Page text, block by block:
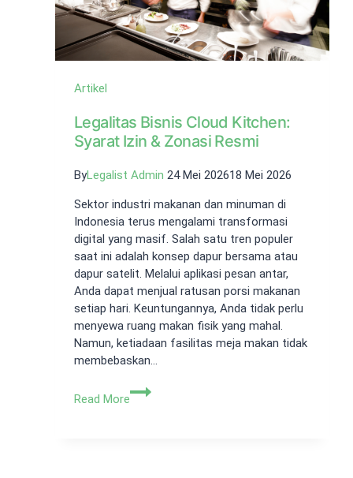
Artikel
Legalitas Bisnis Cloud Kitchen:
Syarat Izin & Zonasi Resmi
ByLegalist Admin 24 Mei 202618 Mei 2026
Sektor industri makanan dan minuman di
Indonesia terus mengalami transformasi
digital yang masif. Salah satu tren populer
saat ini adalah konsep dapur bersama atau
dapur satelit. Melalui aplikasi pesan antar,
Anda dapat menjual ratusan porsi makanan
setiap hari. Keuntungannya, Anda tidak perlu
menyewa ruang makan fisik yang mahal.
Namun, ketiadaan fasilitas meja makan tidak
membebaskan…
Read More
Legalitas